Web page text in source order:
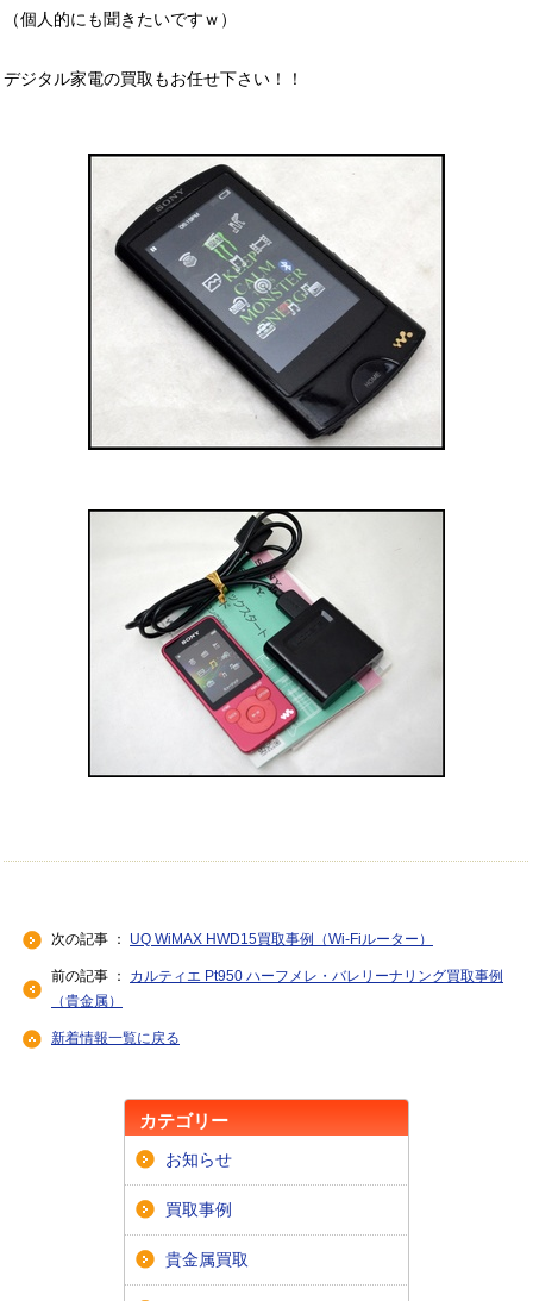
（個人的にも聞きたいですｗ）
デジタル家電の買取もお任せ下さい！！
次の記事 ： UQ WiMAX HWD15買取事例（Wi-Fiルーター）
前の記事 ： カルティエ Pt950 ハーフメレ・バレリーナリング買取事例
（貴金属）
新着情報一覧に戻る
カテゴリー
お知らせ
買取事例
貴金属買取